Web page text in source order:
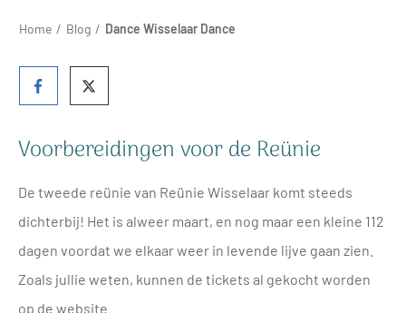
Home / Blog / Dance Wisselaar Dance
Voorbereidingen voor de Reünie
De tweede reünie van Reünie Wisselaar komt steeds
dichterbij! Het is alweer maart, en nog maar een kleine 112
dagen voordat we elkaar weer in levende lijve gaan zien.
Zoals jullie weten, kunnen de tickets al gekocht worden
op de website.